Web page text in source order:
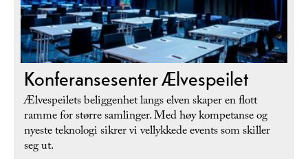
Konferansesenter Ælvespeilet
Ælvespeilets beliggenhet langs elven skaper en flott
ramme for større samlinger. Med høy kompetanse og
nyeste teknologi sikrer vi vellykkede events som skiller
seg ut.